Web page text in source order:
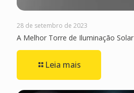
28 de setembro de 2023
A Melhor Torre de Iluminação Solar
Leia mais